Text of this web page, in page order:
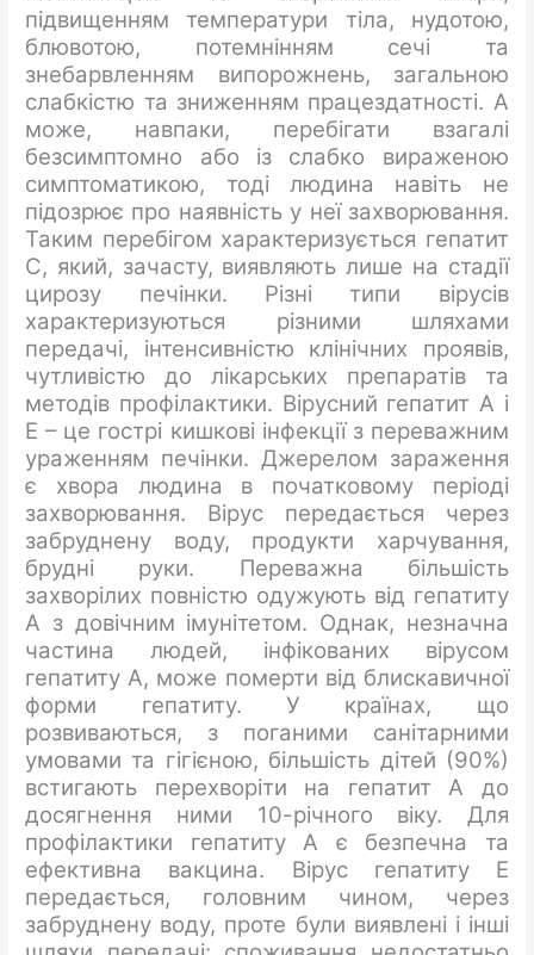
підвищенням температури тіла, нудотою,
блювотою, потемнінням сечі та
знебарвленням випорожнень, загальною
слабкістю та зниженням працездатності. А
може, навпаки, перебігати взагалі
безсимптомно або із слабко вираженою
симптоматикою, тоді людина навіть не
підозрює про наявність у неї захворювання.
Таким перебігом характеризується гепатит
С, який, зачасту, виявляють лише на стадії
цирозу печінки. Різні типи вірусів
характеризуються різними шляхами
передачі, інтенсивністю клінічних проявів,
чутливістю до лікарських препаратів та
методів профілактики. Вірусний гепатит А і
Е – це гострі кишкові інфекції з переважним
ураженням печінки. Джерелом зараження
є хвора людина в початковому періоді
захворювання. Вірус передається через
забруднену воду, продукти харчування,
брудні руки. Переважна більшість
захворілих повністю одужують від гепатиту
А з довічним імунітетом. Однак, незначна
частина людей, інфікованих вірусом
гепатиту А, може померти від блискавичної
форми гепатиту. У країнах, що
розвиваються, з поганими санітарними
умовами та гігієною, більшість дітей (90%)
встигають перехворіти на гепатит А до
досягнення ними 10-річного віку. Для
профілактики гепатиту А є безпечна та
ефективна вакцина. Вірус гепатиту Е
передається, головним чином, через
забруднену воду, проте були виявлені і інші